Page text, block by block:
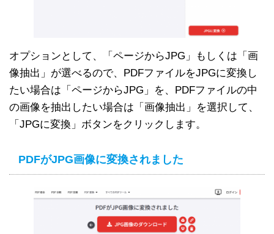
オプションとして、「ページからJPG」もしくは「画
像抽出」が選べるので、PDFファイルをJPGに変換し
たい場合は「ページからJPG」を、PDFファイルの中
の画像を抽出したい場合は「画像抽出」を選択して、
「JPGに変換」ボタンをクリックします。
PDFがJPG画像に変換されました